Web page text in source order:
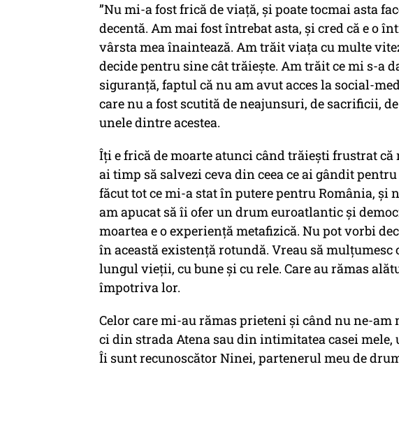
”Nu mi-a fost frică de viață, și poate tocmai asta
decentă. Am mai fost întrebat asta, și cred că e o
vârsta mea înaintează. Am trăit viața cu multe
decide pentru sine cât trăiește. Am trăit ce mi s-a
siguranță, faptul că nu am avut acces la social-
care nu a fost scutită de neajunsuri, de sacrificii,
unele dintre acestea.
Îți e frică de moarte atunci când trăiești frustrat
ai timp să salvezi ceva din ceea ce ai gândit
făcut tot ce mi-a stat în putere pentru România, și
am apucat să îi ofer un drum euroatlantic și
moartea e o experiență metafizică. Nu pot vorbi
în această existență rotundă. Vreau să
lungul vieții, cu bune și cu rele. Care au rămas
împotriva lor.
Celor care mi-au rămas prieteni și când nu ne-am
ci din strada Atena sau din intimitatea casei
Îi sunt recunoscător Ninei, partenerul meu de